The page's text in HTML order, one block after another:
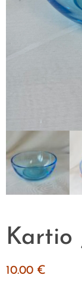
Kartio
10.00 €